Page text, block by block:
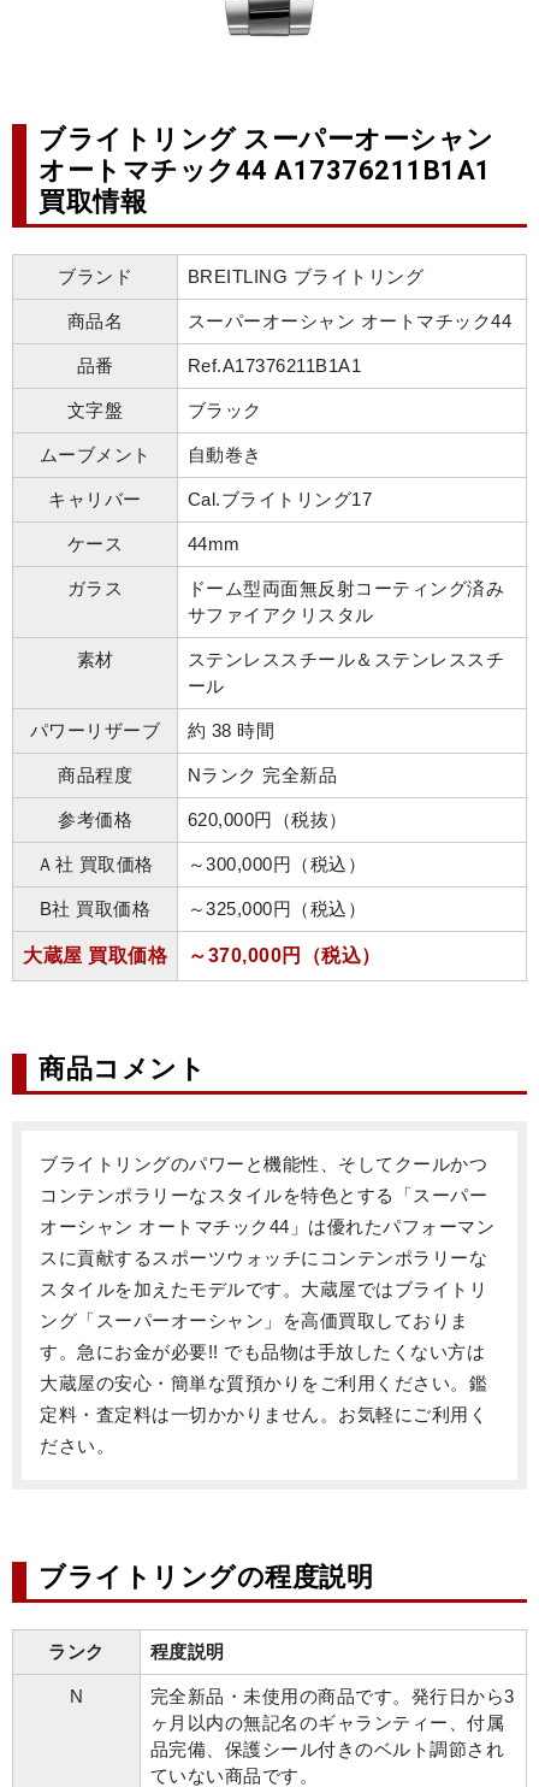
ブライトリング スーパーオーシャン
オートマチック44 A17376211B1A1
買取情報
ブランド BREITLING ブライトリング
商品名 スーパーオーシャン オートマチック44
品番 Ref.A17376211B1A1
文字盤 ブラック
ムーブメント 自動巻き
キャリバー Cal.ブライトリング17
ケース 44mm
ガラス
ドーム型両面無反射コーティング済み
サファイアクリスタル
素材
ステンレススチール＆ステンレススチ
ール
パワーリザーブ 約 38 時間
商品程度 Nランク 完全新品
参考価格 620,000円（税抜）
Ａ社 買取価格 ～300,000円（税込）
B社 買取価格 ～325,000円（税込）
大蔵屋 買取価格 ～370,000円（税込）
商品コメント
ブライトリングのパワーと機能性、そしてクールかつ
コンテンポラリーなスタイルを特色とする「スーパー
オーシャン オートマチック44」は優れたパフォーマン
スに貢献するスポーツウォッチにコンテンポラリーな
スタイルを加えたモデルです。大蔵屋ではブライトリ
ング「スーパーオーシャン」を高価買取しておりま
す。急にお金が必要!! でも品物は手放したくない方は
大蔵屋の安心・簡単な質預かりをご利用ください。鑑
定料・査定料は一切かかりません。お気軽にご利用く
ださい。
ブライトリングの程度説明
ランク 程度説明
N
完全新品・未使用の商品です。発行日から3
ヶ月以内の無記名のギャランティー、付属
品完備、保護シール付きのベルト調節され
ていない商品です。